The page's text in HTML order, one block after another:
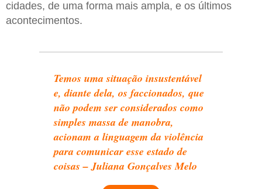
cidades, de uma forma mais ampla, e os últimos
acontecimentos.
Temos uma situação insustentável
e, diante dela, os faccionados, que
não podem ser considerados como
simples massa de manobra,
acionam a linguagem da violência
para comunicar esse estado de
coisas – Juliana Gonçalves Melo